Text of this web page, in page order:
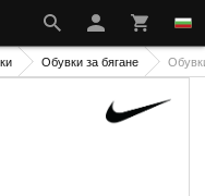
Обувки за бягане